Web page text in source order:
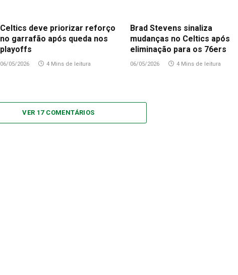
Celtics deve priorizar reforço
no garrafão após queda nos
playoffs
06/05/2026 4 Mins de leitura
Brad Stevens sinaliza
mudanças no Celtics após
eliminação para os 76ers
06/05/2026 4 Mins de leitura
VER 17 COMENTÁRIOS